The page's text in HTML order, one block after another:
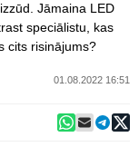
Jāmaina LED
speciālistu, kas
cits risinājums?
01.08.2022 16:51